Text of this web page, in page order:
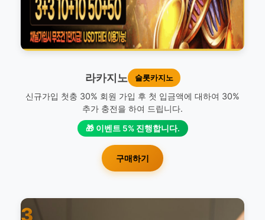
라카지노 슬롯카지노
신규가입 첫충 30% 회원 가입 후 첫 입금액에 대하여 30%
추가 충전을 하여 드립니다.
🎁 이벤트 5% 진행합니다.
구매하기
3